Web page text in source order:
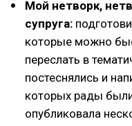
Мой нетворк,
супруга:
которые можно
переслать в
постеснялись и
которых рады
опубликовала